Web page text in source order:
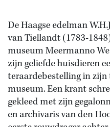
De Haagse edelman
van Tiellandt (1783-
museum Meermanno
zijn geliefde huisdieren
teraardebestelling in
museum. Een krant
gekleed met zijn
en archivaris van den